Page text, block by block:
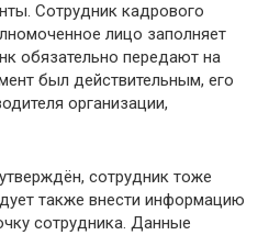
Сотрудник кадрового
лицо заполняет
обязательно передают на
был действительным, его
организации,
сотрудник тоже
также внести информацию
сотрудника. Данные